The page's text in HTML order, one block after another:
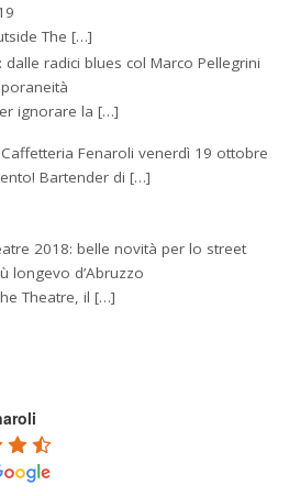
The […]
dalle radici blues col Marco Pellegrini
ignorare la […]
Fenaroli venerdì 19 ottobre
Bartender di […]
2018: belle novità per lo street
longevo d’Abruzzo
Theatre, il […]